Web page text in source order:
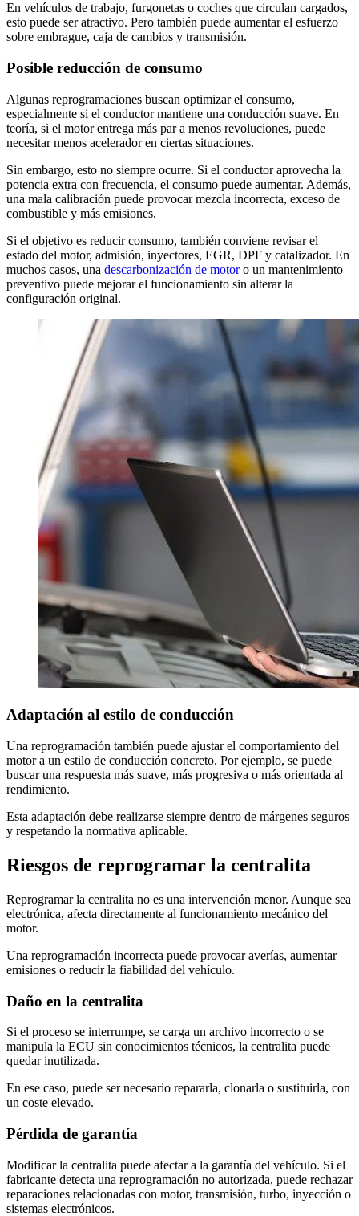
En vehículos de trabajo, furgonetas o coches que circulan cargados,
esto puede ser atractivo. Pero también puede aumentar el esfuerzo
sobre embrague, caja de cambios y transmisión.
Posible reducción de consumo
Algunas reprogramaciones buscan optimizar el consumo,
especialmente si el conductor mantiene una conducción suave. En
teoría, si el motor entrega más par a menos revoluciones, puede
necesitar menos acelerador en ciertas situaciones.
Sin embargo, esto no siempre ocurre. Si el conductor aprovecha la
potencia extra con frecuencia, el consumo puede aumentar. Además,
una mala calibración puede provocar mezcla incorrecta, exceso de
combustible y más emisiones.
Si el objetivo es reducir consumo, también conviene revisar el
estado del motor, admisión, inyectores, EGR, DPF y catalizador. En
muchos casos, una descarbonización de motoro un mantenimiento
preventivo puede mejorar el funcionamiento sin alterar la
configuración original.
Adaptación al estilo de conducción
Una reprogramación también puede ajustar el comportamiento del
motor a un estilo de conducción concreto. Por ejemplo, se puede
buscar una respuesta más suave, más progresiva o más orientada al
rendimiento.
Esta adaptación debe realizarse siempre dentro de márgenes seguros
y respetando la normativa aplicable.
Riesgos de reprogramar la centralita
Reprogramar la centralita no es una intervención menor. Aunque sea
electrónica, afecta directamente al funcionamiento mecánico del
motor.
Una reprogramación incorrecta puede provocar averías, aumentar
emisiones o reducir la fiabilidad del vehículo.
Daño en la centralita
Si el proceso se interrumpe, se carga un archivo incorrecto o se
manipula la ECU sin conocimientos técnicos, la centralita puede
quedar inutilizada.
En ese caso, puede ser necesario repararla, clonarla o sustituirla, con
un coste elevado.
Pérdida de garantía
Modificar la centralita puede afectar a la garantía del vehículo. Si el
fabricante detecta una reprogramación no autorizada, puede rechazar
reparaciones relacionadas con motor, transmisión, turbo, inyección o
sistemas electrónicos.